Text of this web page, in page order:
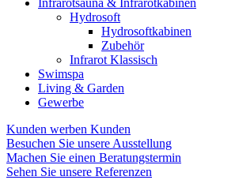
Infrarotsauna & Infrarotkabinen
Hydrosoft
Hydrosoftkabinen
Zubehör
Infrarot Klassisch
Swimspa
Living & Garden
Gewerbe
Kunden werben Kunden
Besuchen Sie unsere Ausstellung
Machen Sie einen Beratungstermin
Sehen Sie unsere Referenzen